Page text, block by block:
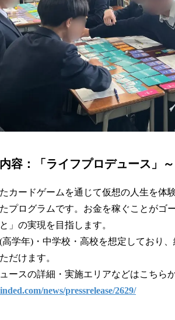
容：「ライフプロデュース」
カードゲームを通じて仮想の人生を体
プログラムです。お金を稼ぐことがゴ
」の実現を目指します。
学年)・中学校・高校を想定しており
だけます。
ースの詳細・実施エリアなどはこちら
news/pressrelease/2629/